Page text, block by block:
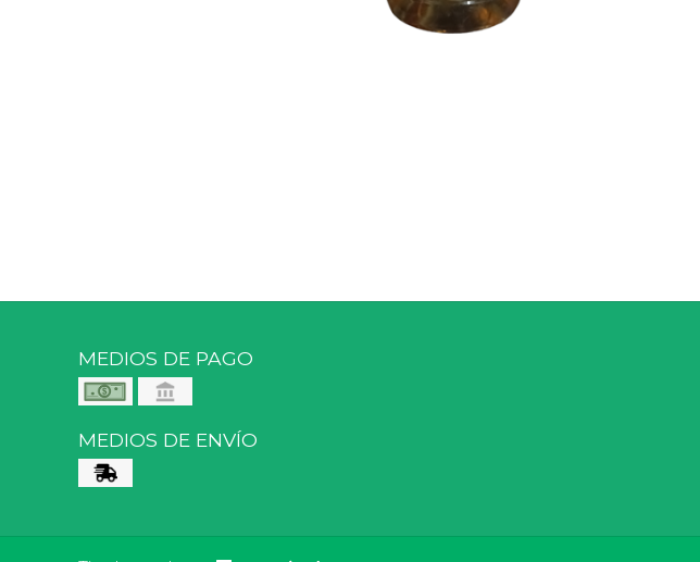
MEDIOS DE PAGO
MEDIOS DE ENVÍO